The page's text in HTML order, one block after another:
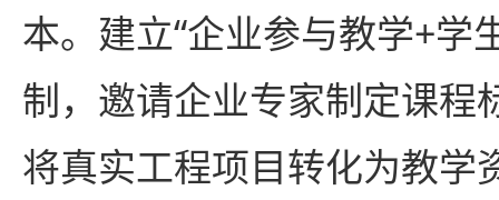
本。建立“企业参与教学+学
制，邀请企业专家制定课程
将真实工程项目转化为教学